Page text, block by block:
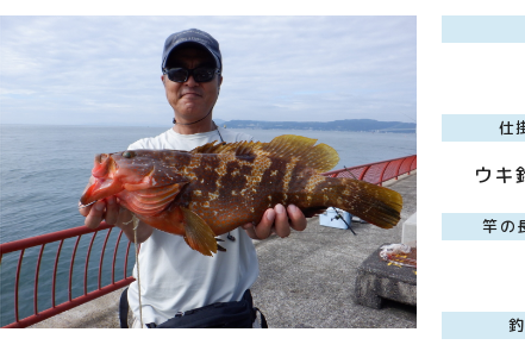
仕
ウキ
竿の